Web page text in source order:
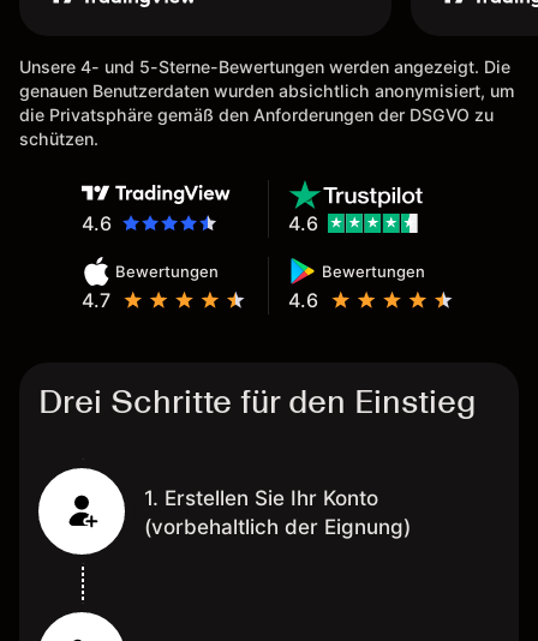
Unsere 4- und 5-Sterne-Bewertungen werden angezeigt. Die
genauen Benutzerdaten wurden absichtlich anonymisiert, um
die Privatsphäre gemäß den Anforderungen der DSGVO zu
schützen.
4.6
Bewertungen
4.7
Bewertungen
4.6
4.6
Drei Schritte für den Einstieg
1. Erstellen Sie Ihr Konto
(vorbehaltlich der Eignung)